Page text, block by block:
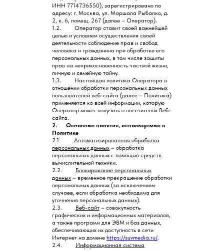
ИНН 7714736550), зарегистрировано по
адресу: г. Москва, ул. Маршала Рыбалко, д.
2, к. 6, помещ. 267 (далее – Оператор).
1.2. Оператор ставит своей важнейшей
целью и условием осуществления своей
деятельности соблюдение прав и свобод
человека и гражданина при обработке его
персональных данных, в том числе защиты
прав на неприкосновенность частной жизни,
личную и семейную тайну.
1.3. Настоящая политика Оператора в
отношении обработки персональных данных
пользователей веб-сайта (далее – Политика)
применяется ко всей информации, которую
Оператор может получить о посетителях Веб-
сайта.
2. Основные понятия, используемые в
Политике
2.1. Автоматизированная обработка
персональных данных – обработка
персональных данных с помощью средств
вычислительной техники.
2.2. Блокирование персональных
данных – временное прекращение обработки
персональных данных (за исключением
случаев, если обработка необходима для
уточнения персональных данных).
2.3. Веб-сайт – совокупность
графических и информационных материалов,
а также программ для ЭВМ и баз данных,
обеспечивающих их доступность в сети
Интернет на домене https://suvmedia.ru/.
2.4. Информационная система